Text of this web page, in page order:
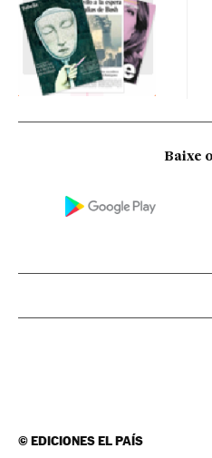
Baixe
©EDICIONES EL PAÍS